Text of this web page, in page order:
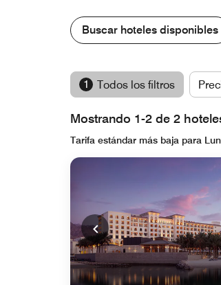
Buscar hoteles disponibles
1 Todos los filtros
Mostrando 1-2 de 2
Tarifa estándar más baja para